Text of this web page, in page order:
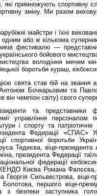
примножують спортивну
зміну. Ми разом
майстри і їхні
одним або ж кількома
фестивалю —
бойового
володіння мечем
боротьби кураш,
свята став бій на
Бочкарьовим та
він чемпіон світу) свого
та представники
управління
і спорту та
Федерації «СПАС»
спортивної боротьби
Тедеєва, віце-президента
президента Федерації
федерації
Києва Романа Фалєєва,
Сильвестрова, віце-
першого віце-
з безпеки заступника